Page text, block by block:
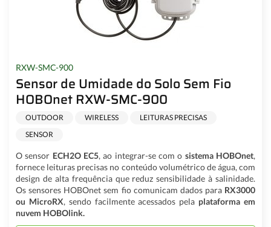
RXW-SMC-900
Sensor de Umidade do Solo Sem Fio
HOBOnet RXW-SMC-900
OUTDOOR WIRELESS
LEITURAS PRECISAS
SENSOR
O sensor ECH2O EC5, ao integrar-se com o sistema HOBOnet,
fornece leituras precisas no conteúdo volumétrico de água, com
design de alta frequência que reduz sensibilidade à salinidade.
Os sensores HOBOnet sem fio comunicam dados para RX3000
ou MicroRX, sendo facilmente acessados pela plataforma em
nuvem HOBOlink.